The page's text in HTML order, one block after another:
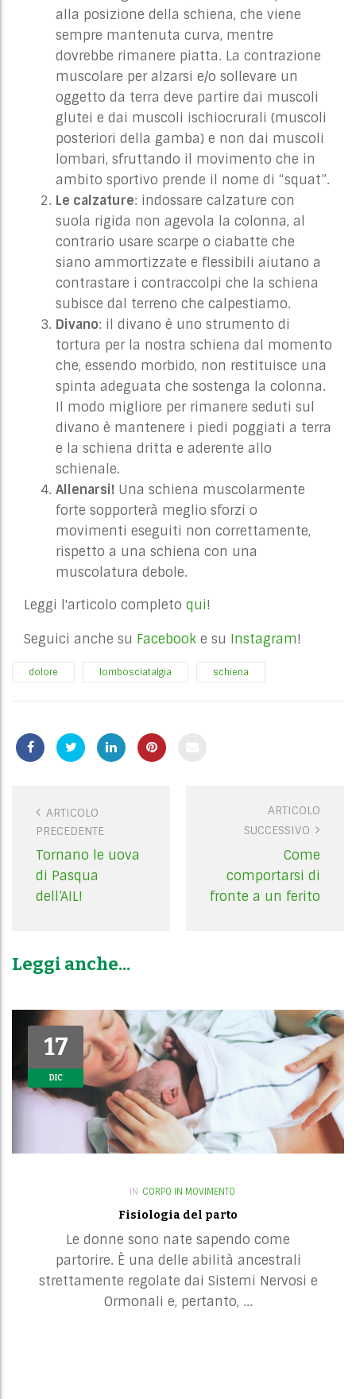
alla posizione della schiena, che viene
sempre mantenuta curva, mentre
dovrebbe rimanere piatta. La contrazione
muscolare per alzarsi e/o sollevare un
oggetto da terra deve partire dai muscoli
glutei e dai muscoli ischiocrurali (muscoli
posteriori della gamba) e non dai muscoli
lombari, sfruttando il movimento che in
ambito sportivo prende il nome di “squat”.
Le calzature: indossare calzature con
suola rigida non agevola la colonna, al
contrario usare scarpe o ciabatte che
siano ammortizzate e flessibili aiutano a
contrastare i contraccolpi che la schiena
subisce dal terreno che calpestiamo.
Divano: il divano è uno strumento di
tortura per la nostra schiena dal momento
che, essendo morbido, non restituisce una
spinta adeguata che sostenga la colonna.
Il modo migliore per rimanere seduti sul
divano è mantenere i piedi poggiati a terra
e la schiena dritta e aderente allo
schienale.
Allenarsi! Una schiena muscolarmente
forte sopporterà meglio sforzi o
movimenti eseguiti non correttamente,
rispetto a una schiena con una
muscolatura debole.
Leggi l'articolo completo qui!
Seguici anche su Facebook e su Instagram!
dolore lombosciatalgia schiena
i
n
ARTICOLO
PRECEDENTE
Tornano le uova
di Pasqua
dell’AIL!
ARTICOLO
SUCCESSIVO
Come
comportarsi di
fronte a un ferito
Leggi anche...
17
DIC
17
DIC
IN CORPO IN MOVIMENTO
Fisiologia del parto
Le donne sono nate sapendo come
partorire. È una delle abilità ancestrali
strettamente regolate dai Sistemi Nervosi e
Ormonali e, pertanto, ...